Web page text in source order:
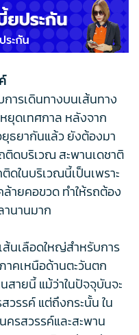
ารเดินทางบนเส้นทาง
ยุดเทศกาล หลังจาก
ธยากันแล้ว ยังต้องมา
ดบริเวณ สะพานเดชาติ
ดในบริเวณนี้เป็นเพราะ
ายคอขวด ทำให้รถต้อง
นานมาก
นเลือดใหญ่สำหรับการ
าคเหนือด้านตะวันตก
ายนี้ แม้ว่าในปัจจุบันจะ
วรรค์ แต่ถึงกระนั้น ใน
รสวรรค์และสะพาน